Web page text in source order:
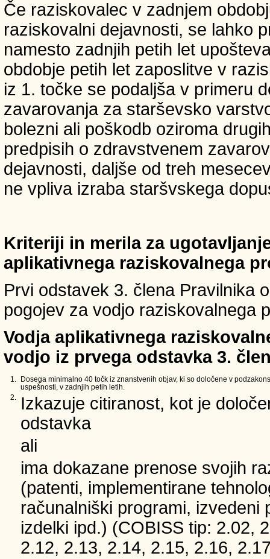
Če raziskovalec v zadnjem
raziskovalni dejavnosti, se lahko
namesto zadnjih petih let
obdobje petih let zaposlitve v
iz 1. točke se podaljša v primeru
zavarovanja za starševsko
bolezni ali poškodb oziroma
predpisih o zdravstvenem
dejavnosti, daljše od treh
ne vpliva izraba staršvskega
Kriteriji in merila za
aplikativnega raziskovalnega
Prvi odstavek 3. člena Pravilnika
pogojev za vodjo raziskovalnega
Vodja aplikativnega
vodjo iz prvega odstavka 3.
1.
Dosega minimalno 40 točk iz znanstvenih objav, ki so določene v
uspešnosti, v zadnjih petih letih.
2.
Izkazuje citiranost, kot je
odstavka
ali
ima dokazane prenose svojih
(patenti, implementirane
računalniški programi, izvedeni
izdelki ipd.) (COBISS tip: 2.02,
2.12, 2.13, 2.14, 2.15, 2.16,